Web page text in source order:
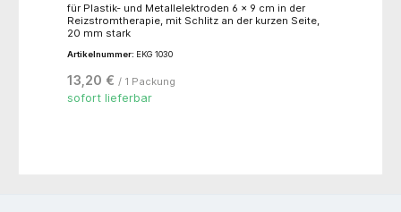
für Plastik- und Metallelektroden 6 x 9 cm in der
Reizstromtherapie, mit Schlitz an der kurzen Seite,
20 mm stark
Artikelnummer: EKG 1030
13,20 € / 1 Packung
sofort lieferbar